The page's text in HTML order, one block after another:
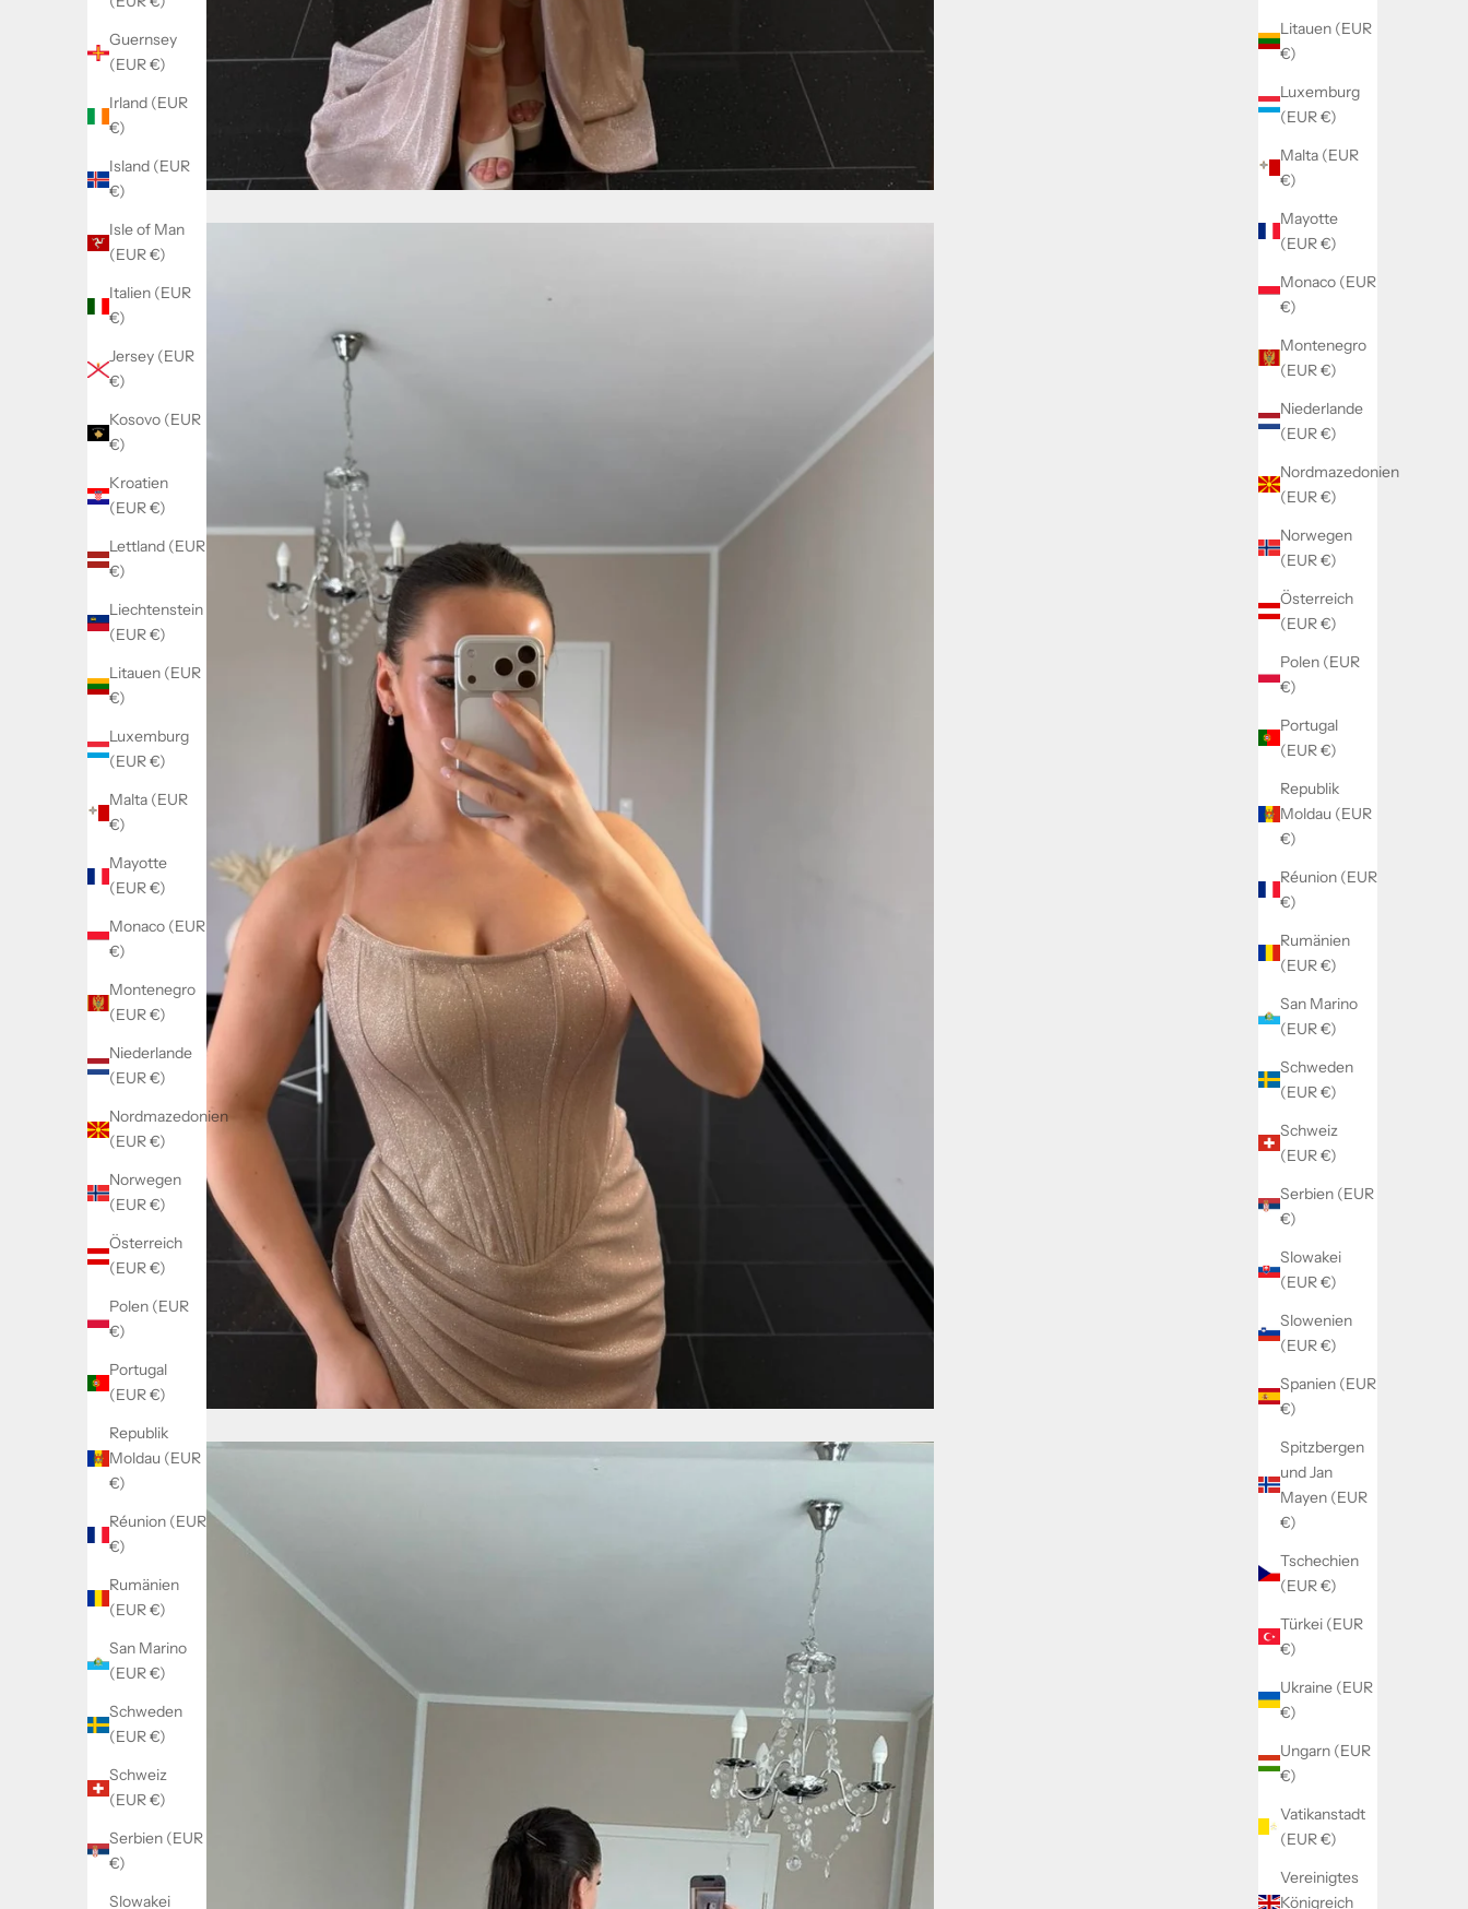
Litauen (EUR
€)
Luxemburg
(EUR €)
Malta (EUR
€)
Mayotte
(EUR €)
Monaco (EUR
€)
Montenegro
(EUR €)
Niederlande
(EUR €)
Nordmazedonien
(EUR €)
Norwegen
(EUR €)
Österreich
(EUR €)
Polen (EUR
€)
Portugal
(EUR €)
Republik
Moldau (EUR
€)
Réunion (EUR
€)
Rumänien
(EUR €)
San Marino
(EUR €)
Schweden
(EUR €)
Schweiz
(EUR €)
Serbien (EUR
€)
Slowakei
(EUR €)
Slowenien
(EUR €)
Spanien (EUR
€)
Spitzbergen
und Jan
Mayen (EUR
€)
Tschechien
(EUR €)
Türkei (EUR
€)
Ukraine (EUR
€)
Ungarn (EUR
€)
Vatikanstadt
(EUR €)
Vereinigtes
Königreich
Guernsey
(EUR €)
Irland (EUR
€)
Island (EUR
€)
Isle of Man
(EUR €)
Italien (EUR
€)
Jersey (EUR
€)
Kosovo (EUR
€)
Kroatien
(EUR €)
Lettland (EUR
€)
Liechtenstein
(EUR €)
Litauen (EUR
€)
Luxemburg
(EUR €)
Malta (EUR
€)
Mayotte
(EUR €)
Monaco (EUR
€)
Montenegro
(EUR €)
Niederlande
(EUR €)
Nordmazedonien
(EUR €)
Norwegen
(EUR €)
Österreich
(EUR €)
Polen (EUR
€)
Portugal
(EUR €)
Republik
Moldau (EUR
€)
Réunion (EUR
€)
Rumänien
(EUR €)
San Marino
(EUR €)
Schweden
(EUR €)
Schweiz
(EUR €)
Serbien (EUR
€)
Slowakei